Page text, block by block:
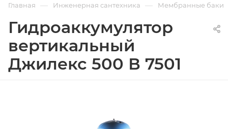
Главная — Инженерная сантехника — Мембранные баки
Гидроаккумулятор
вертикальный
Джилекс 500 В 7501